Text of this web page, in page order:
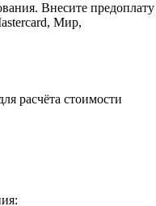
Внесите предоплату
Мир,
расчёта стоимости